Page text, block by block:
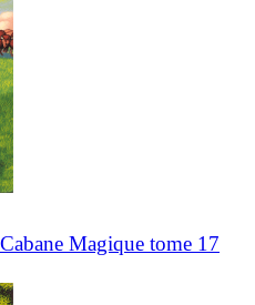
Magique tome 17